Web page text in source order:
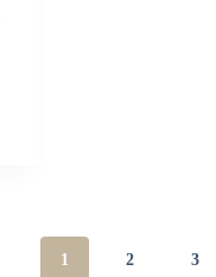
1 2 3